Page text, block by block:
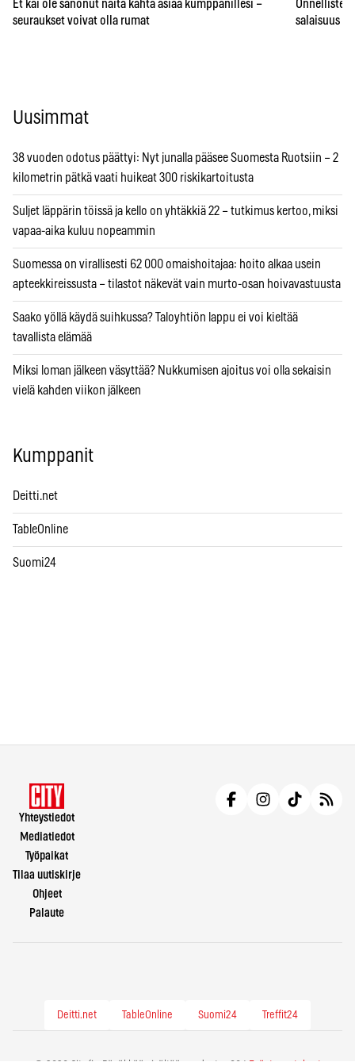
Et kai ole sanonut näitä kahta asiaa kumppanillesi –
seuraukset voivat olla rumat
Onnellisten
salaisuus –
Uusimmat
38 vuoden odotus päättyi: Nyt junalla pääsee Suomesta Ruotsiin – 2
kilometrin pätkä vaati huikeat 300 riskikartoitusta
Suljet läppärin töissä ja kello on yhtäkkiä 22 – tutkimus kertoo, miksi
vapaa-aika kuluu nopeammin
Suomessa on virallisesti 62 000 omaishoitajaa: hoito alkaa usein
apteekkireissusta – tilastot näkevät vain murto-osan hoivavastuusta
Saako yöllä käydä suihkussa? Taloyhtiön lappu ei voi kieltää
tavallista elämää
Miksi loman jälkeen väsyttää? Nukkumisen ajoitus voi olla sekaisin
vielä kahden viikon jälkeen
Kumppanit
Deitti.net
TableOnline
Suomi24
Yhteystiedot
Mediatiedot
Työpaikat
Tilaa uutiskirje
Ohjeet
Palaute
Deitti.net TableOnline Suomi24 Treffit24